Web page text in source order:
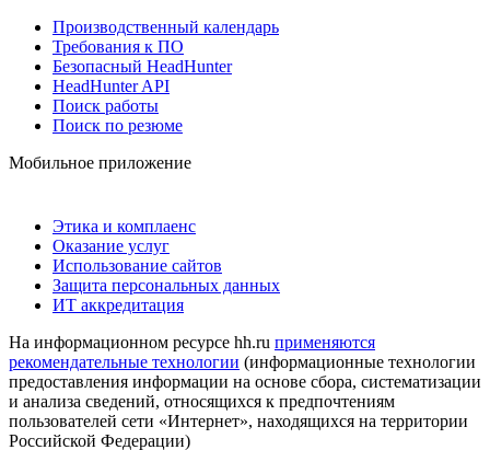
Производственный календарь
Требования к ПО
Безопасный HeadHunter
HeadHunter API
Поиск работы
Поиск по резюме
Мобильное приложение
Этика и комплаенс
Оказание услуг
Использование сайтов
Защита персональных данных
ИТ аккредитация
На информационном ресурсе hh.ru применяются
рекомендательные технологии (информационные технологии
предоставления информации на основе сбора, систематизации
и анализа сведений, относящихся к предпочтениям
пользователей сети «Интернет», находящихся на территории
Российской Федерации)